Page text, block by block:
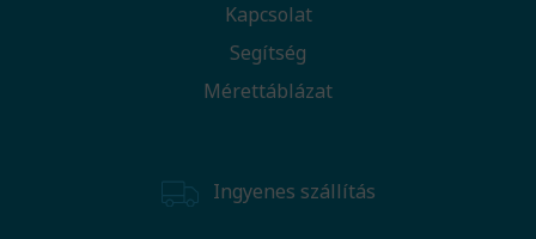
Kapcsolat
Segítség
Mérettáblázat
Ingyenes szállítás